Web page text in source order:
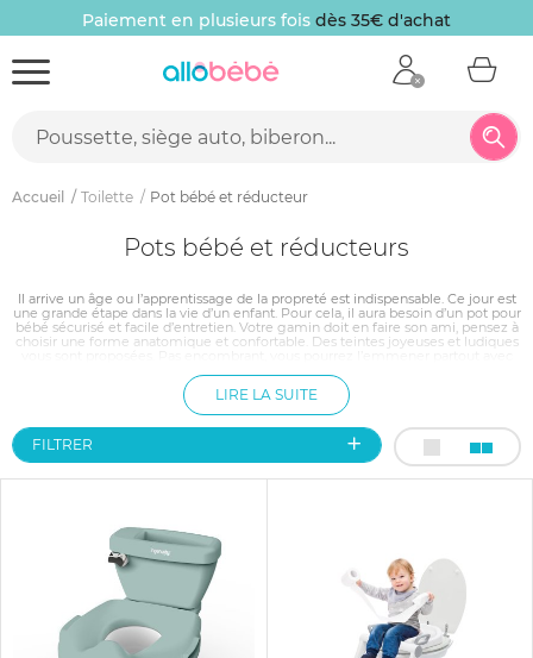
Paiement en plusieurs fois dès 35€ d'achat
Accueil Toilette Pot bébé et réducteur
Pots bébé et réducteurs
Il arrive un âge ou l’apprentissage de la propreté est indispensable. Ce jour est
une grande étape dans la vie d’un enfant. Pour cela, il aura besoin d’un pot pour
bébé sécurisé et facile d’entretien. Votre gamin doit en faire son ami, pensez à
choisir une forme anatomique et confortable. Des teintes joyeuses et ludiques
repères pendant cette période transitoire. De bébé à la petite enfance, il n’y a
qu’un pas.
LIRE LA SUITE
FILTRER